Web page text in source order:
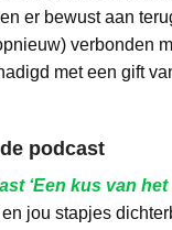
er bewust aan
verbonden
met een gift
podcast
‘Een kus van het
jou stapjes